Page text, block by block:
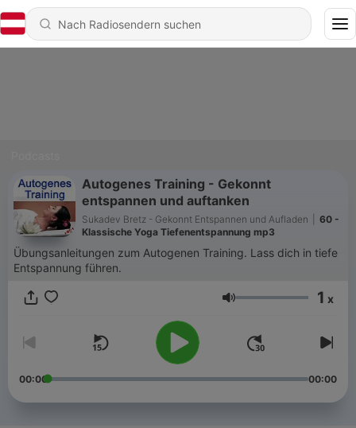
Autogenes Training - Gekonnt
entspannen und auftanken
Sukadev Bretz - Gekonnt Entspannen und Aufladen
60 -
Klassische Yoga Tiefenentspannung mp3
Übungsanleitungen zum Autogenen Training. Lass dich in tiefe
Entspannung führen.
Lautstärke 1 x
00:00 00:00